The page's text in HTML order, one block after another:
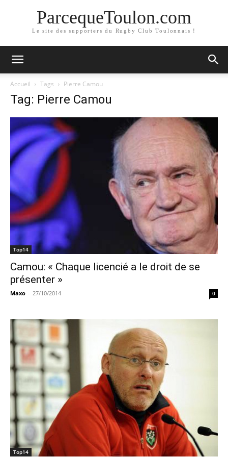
ParcequeToulon.com
Le site des supporters du Rugby Club Toulonnais !
Accueil Tags Pierre Camou
Tag: Pierre Camou
Top14
Camou: « Chaque licencié a le droit de se
présenter »
Maxo - 27/10/2014 0
Top14